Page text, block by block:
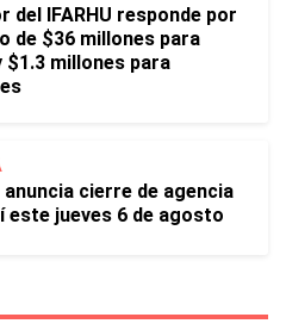
del IFARHU responde por
de $36 millones para
$1.3 millones para
anuncia cierre de agencia
este jueves 6 de agosto